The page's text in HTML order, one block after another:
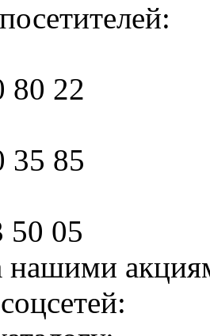
80 22
35 85
50 05
нашими